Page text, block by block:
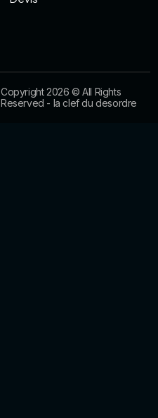
Copyright 2026 © All Rights
Reserved - la clef du desordre